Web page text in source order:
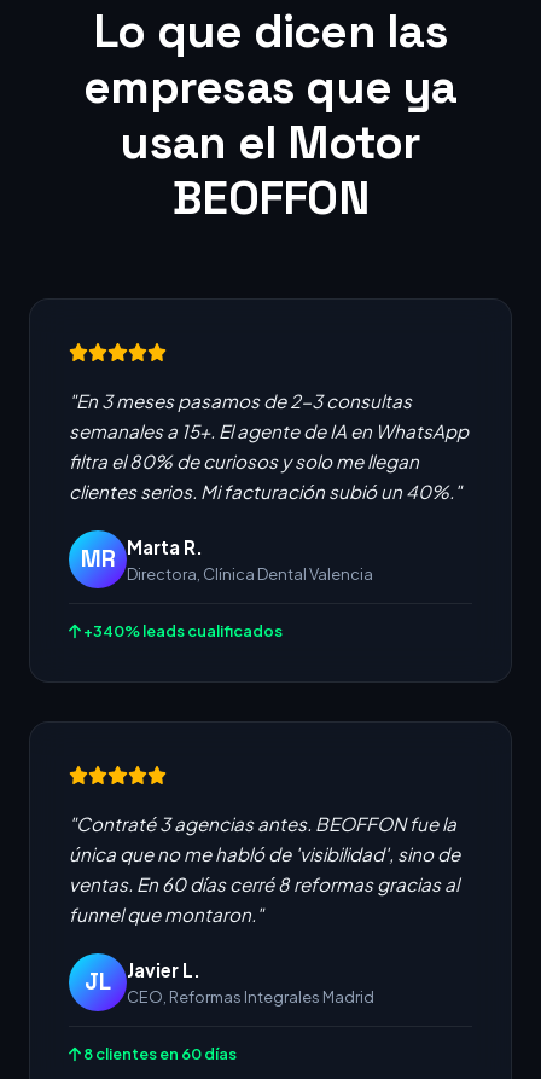
Lo que dicen las
empresas que ya
usan el Motor
BEOFFON
"En 3 meses pasamos de 2-3 consultas
semanales a 15+. El agente de IA en WhatsApp
filtra el 80% de curiosos y solo me llegan
clientes serios. Mi facturación subió un 40%."
MR Marta R.
Directora, Clínica Dental Valencia
+340% leads cualificados
"Contraté 3 agencias antes. BEOFFON fue la
única que no me habló de 'visibilidad', sino de
ventas. En 60 días cerré 8 reformas gracias al
funnel que montaron."
JL Javier L.
CEO, Reformas Integrales Madrid
8 clientes en 60 días